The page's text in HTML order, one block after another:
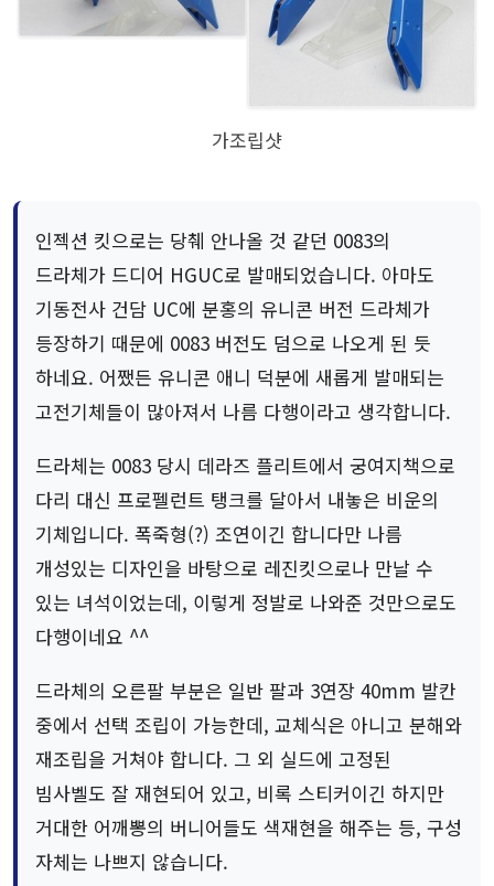
가조립샷
인젝션 킷으로는 당췌 안나올 것 같던 0083의
드라체가 드디어 HGUC로 발매되었습니다. 아마도
기동전사 건담 UC에 분홍의 유니콘 버전 드라체가
등장하기 때문에 0083 버전도 덤으로 나오게 된 듯
하네요. 어쨌든 유니콘 애니 덕분에 새롭게 발매되는
고전기체들이 많아져서 나름 다행이라고 생각합니다.
드라체는 0083 당시 데라즈 플리트에서 궁여지책으로
다리 대신 프로펠런트 탱크를 달아서 내놓은 비운의
기체입니다. 폭죽형(?) 조연이긴 합니다만 나름
개성있는 디자인을 바탕으로 레진킷으로나 만날 수
있는 녀석이었는데, 이렇게 정발로 나와준 것만으로도
다행이네요 ^^
드라체의 오른팔 부분은 일반 팔과 3연장 40mm 발칸
중에서 선택 조립이 가능한데, 교체식은 아니고 분해와
재조립을 거쳐야 합니다. 그 외 실드에 고정된
빔사벨도 잘 재현되어 있고, 비록 스티커이긴 하지만
거대한 어깨뽕의 버니어들도 색재현을 해주는 등, 구성
자체는 나쁘지 않습니다.